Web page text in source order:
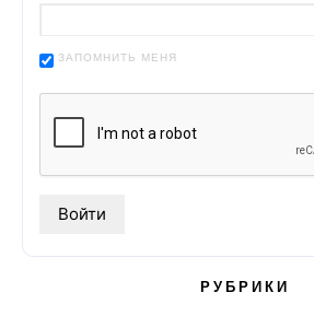
ЗАПОМНИТЬ МЕНЯ
РУБРИКИ